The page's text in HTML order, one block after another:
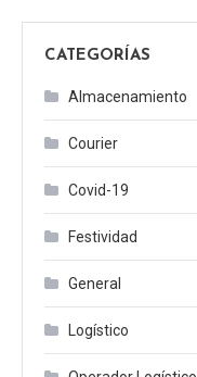
CATEGORÍAS
Almacenamiento
Courier
Covid-19
Festividad
General
Logístico